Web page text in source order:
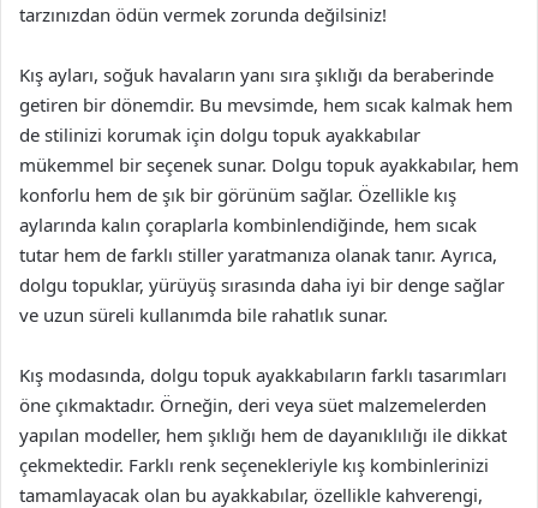
tarzınızdan ödün vermek zorunda değilsiniz!
Kış ayları, soğuk havaların yanı sıra şıklığı da beraberinde
getiren bir dönemdir. Bu mevsimde, hem sıcak kalmak hem
de stilinizi korumak için dolgu topuk ayakkabılar
mükemmel bir seçenek sunar. Dolgu topuk ayakkabılar, hem
konforlu hem de şık bir görünüm sağlar. Özellikle kış
aylarında kalın çoraplarla kombinlendiğinde, hem sıcak
tutar hem de farklı stiller yaratmanıza olanak tanır. Ayrıca,
dolgu topuklar, yürüyüş sırasında daha iyi bir denge sağlar
ve uzun süreli kullanımda bile rahatlık sunar.
Kış modasında, dolgu topuk ayakkabıların farklı tasarımları
öne çıkmaktadır. Örneğin, deri veya süet malzemelerden
yapılan modeller, hem şıklığı hem de dayanıklılığı ile dikkat
çekmektedir. Farklı renk seçenekleriyle kış kombinlerinizi
tamamlayacak olan bu ayakkabılar, özellikle kahverengi,